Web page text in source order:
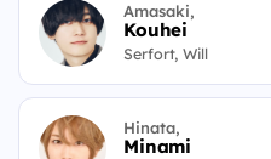
Amasaki,
Kouhei
Serfort, Will
Hinata,
Minami